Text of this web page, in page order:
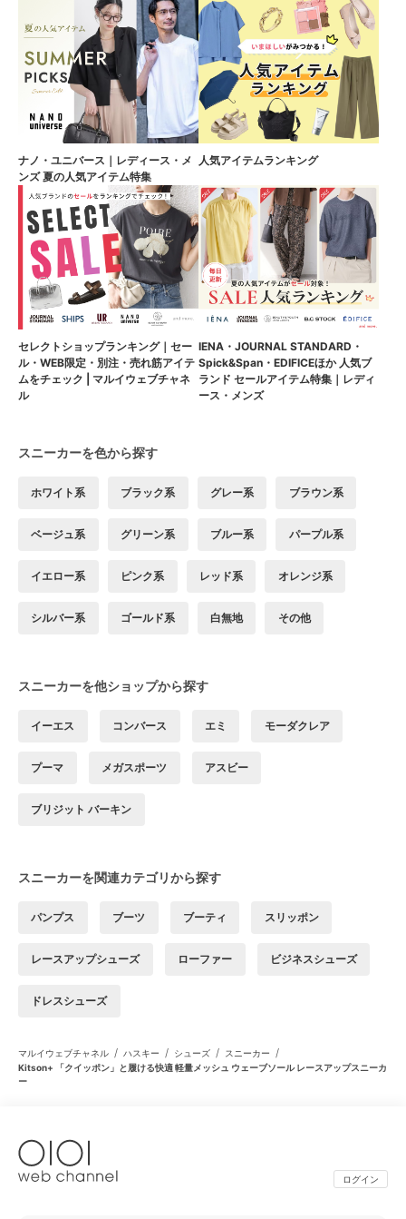
ナノ・ユニバース｜レディース・メ
ンズ 夏の人気アイテム特集
人気アイテムランキング
セレクトショップランキング｜セー
ル・WEB限定・別注・売れ筋アイテ
ムをチェック | マルイウェブチャネ
ル
IENA・JOURNAL STANDARD・
Spick&Span・EDIFICEほか 人気ブ
ランド セールアイテム特集｜レディ
ース・メンズ
スニーカーを色から探す
ホワイト系 ブラック系 グレー系 ブラウン系
ベージュ系 グリーン系 ブルー系 パープル系
イエロー系 ピンク系 レッド系 オレンジ系
シルバー系 ゴールド系 白無地 その他
スニーカーを他ショップから探す
イーエス コンバース エミ モーダクレア
プーマ メガスポーツ アスビー
ブリジット バーキン
スニーカーを関連カテゴリから探す
パンプス ブーツ ブーティ スリッポン
レースアップシューズ ローファー ビジネスシューズ
ドレスシューズ
マルイウェブチャネル / ハスキー / シューズ / スニーカー /
Kitson+ 「クイッポン」と履ける快適 軽量メッシュ ウェーブソール レースアップスニーカ
ー
ログイン